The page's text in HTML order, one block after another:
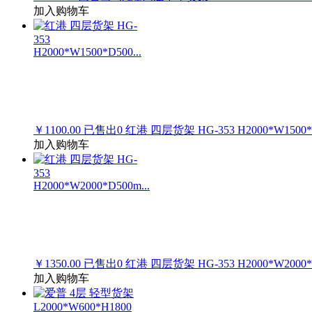
加入购物车
￥1100.00 已售出0 红港 四层货架 HG-353
加入购物车
￥1350.00 已售出0 红港 四层货架 HG-353
加入购物车